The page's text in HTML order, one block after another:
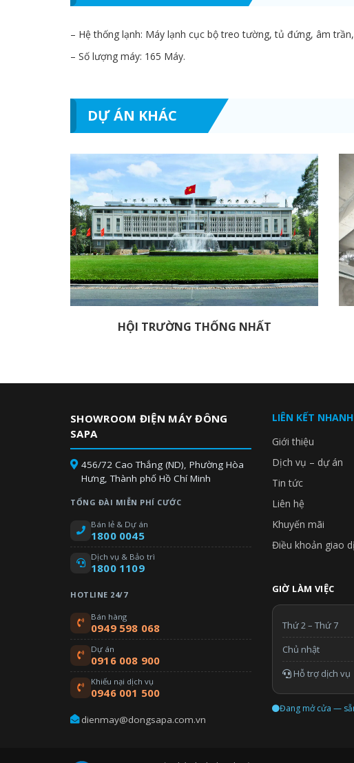
– Hệ thống lạnh: Máy lạnh cục bộ treo tường, tủ đứng, âm
– Số lượng máy: 165 Máy.
DỰ ÁN KHÁC
HỘI TRƯỜNG THỐNG NHẤT
SHOWROOM ĐIỆN MÁY ĐÔNG
SAPA
456/72 Cao Thắng (ND), Phường Hòa
Hưng, Thành phố Hồ Chí Minh
TỔNG ĐÀI MIỄN PHÍ CƯỚC
Bán lẻ & Dự án
1800 0045
Dịch vụ & Bảo trì
1800 1109
HOTLINE 24/7
Bán hàng
0949 598 068
Dự án
0916 008 900
Khiếu nại dịch vụ
0946 001 500
dienmay@dongsapa.com.vn
LIÊN KẾT NHANH
Giới thiệu
Dịch vụ – dự án
Tin tức
Liên hệ
Khuyến mãi
Điều khoản giao
GIỜ LÀM VIỆC
Thứ 2 – Thứ 7
Chủ nhật
Hỗ trợ dịch vụ
Đang mở cửa —